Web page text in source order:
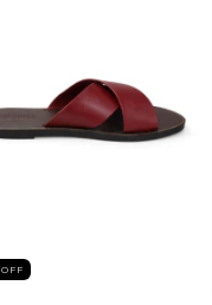
OFF